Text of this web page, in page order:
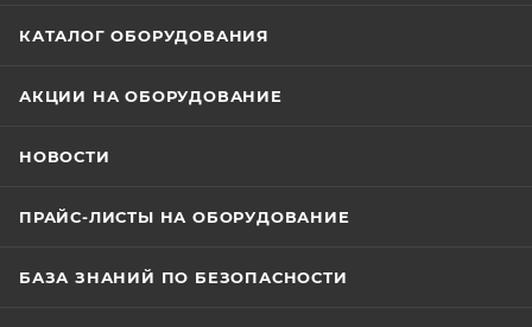
КАТАЛОГ ОБОРУДОВАНИЯ
АКЦИИ НА ОБОРУДОВАНИЕ
НОВОСТИ
ПРАЙС-ЛИСТЫ НА ОБОРУДОВАНИЕ
БАЗА ЗНАНИЙ ПО БЕЗОПАСНОСТИ